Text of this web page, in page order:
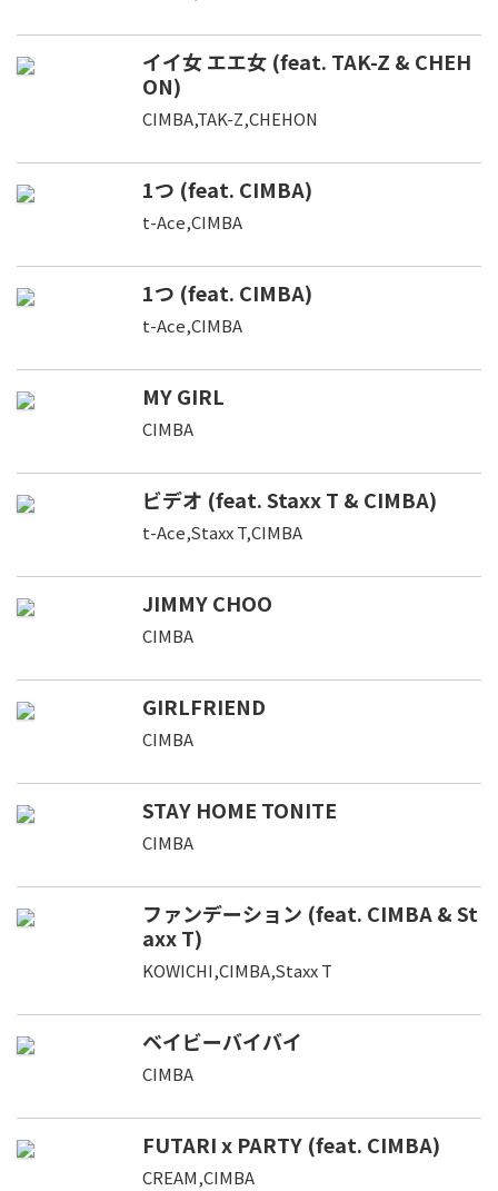
イイ女 エエ女 (feat. TAK-Z & CHEH
ON)
CIMBA,TAK-Z,CHEHON
1つ (feat. CIMBA)
t-Ace,CIMBA
1つ (feat. CIMBA)
t-Ace,CIMBA
MY GIRL
CIMBA
ビデオ (feat. Staxx T & CIMBA)
t-Ace,Staxx T,CIMBA
JIMMY CHOO
CIMBA
GIRLFRIEND
CIMBA
STAY HOME TONITE
CIMBA
ファンデーション (feat. CIMBA & St
axx T)
KOWICHI,CIMBA,Staxx T
ベイビーバイバイ
CIMBA
FUTARI x PARTY (feat. CIMBA)
CREAM,CIMBA